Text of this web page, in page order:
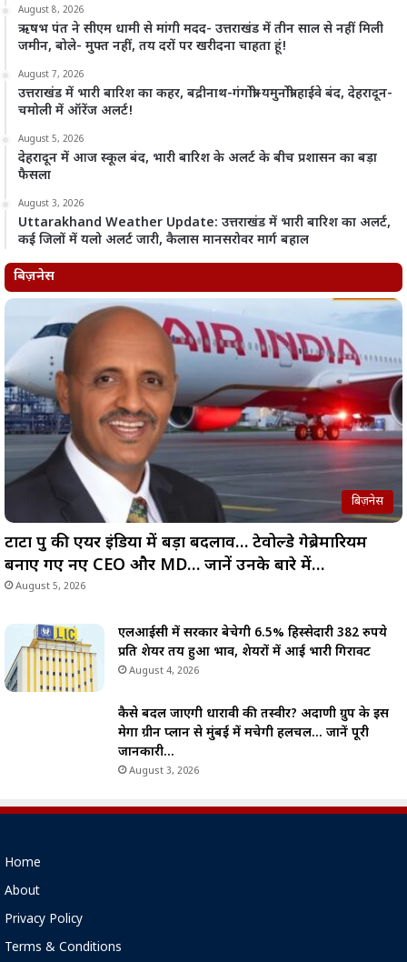
August 8, 2026
ऋषभ पंत ने सीएम धामी से मांगी मदद- उत्तराखंड में तीन साल से नहीं मिली
जमीन, बोले- मुफ्त नहीं, तय दरों पर खरीदना चाहता हूं!
August 7, 2026
उत्तराखंड में भारी बारिश का कहर, बद्रीनाथ-गंगोत्री-यमुनोत्री हाईवे बंद, देहरादून-
चमोली में ऑरेंज अलर्ट!
August 5, 2026
देहरादून में आज स्कूल बंद, भारी बारिश के अलर्ट के बीच प्रशासन का बड़ा
फैसला
August 3, 2026
Uttarakhand Weather Update: उत्तराखंड में भारी बारिश का अलर्ट,
कई जिलों में यलो अलर्ट जारी, कैलास मानसरोवर मार्ग बहाल
बिज़नेस
बिज़नेस
टाटा ग्रुप की एयर इंडिया में बड़ा बदलाव… टेवोल्डे गेब्रेमारियम
बनाए गए नए CEO और MD… जानें उनके बारे में…
August 5, 2026
एलआईसी में सरकार बेचेगी 6.5% हिस्सेदारी 382 रुपये
प्रति शेयर तय हुआ भाव, शेयरों में आई भारी गिरावट
August 4, 2026
कैसे बदल जाएगी धारावी की तस्वीर? अदाणी ग्रुप के इस
मेगा ग्रीन प्लान से मुंबई में मचेगी हलचल… जानें पूरी
जानकारी…
August 3, 2026
Home
About
Privacy Policy
Terms & Conditions